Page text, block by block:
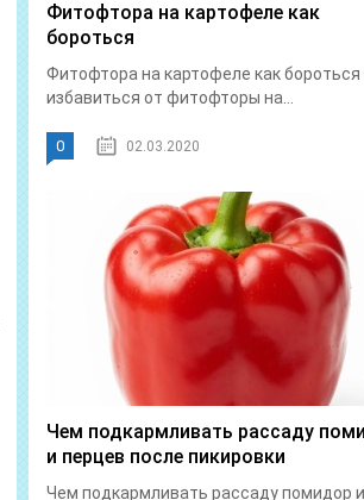
Фитофтора на картофеле как
бороться
Фитофтора на картофеле как бороться
избавиться от фитофторы на...
0 02.03.2020
Чем подкармливать рассаду
и перцев после пикировки
Чем подкармливать рассаду помидор и